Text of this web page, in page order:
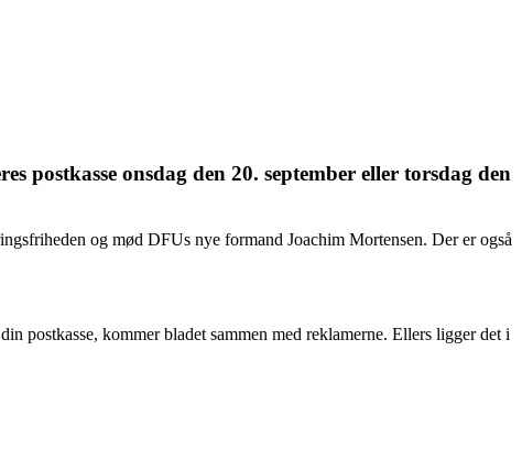
postkasse onsdag den 20. september eller torsdag den
og mød DFUs nye formand Joachim Mortensen. Der er også
postkasse, kommer bladet sammen med reklamerne. Ellers ligger det i